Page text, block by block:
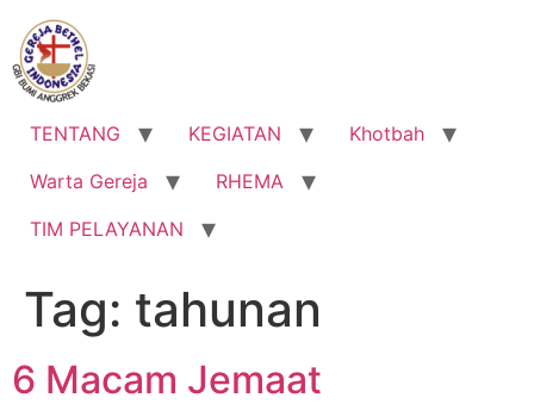
Lewati
konten
TENTANG KEGIATAN
Khotbah
Warta Gereja
RHEMA
TIM PELAYANAN
Tag: tahunan
6 Macam Jemaat